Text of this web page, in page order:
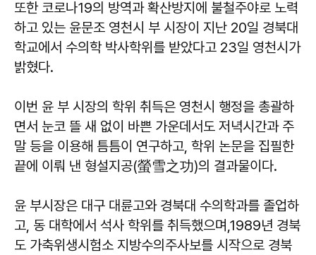
또한 코로나19의 방역과 확산방지에 불철주야로 노력
하고 있는 윤문조 영천시 부 시장이 지난 20일 경북대
학교에서 수의학 박사학위를 받았다고 23일 영천시가
밝혔다.
이번 윤 부 시장의 학위 취득은 영천시 행정을 총괄하
면서 눈코 뜰 새 없이 바쁜 가운데서도 저녁시간과 주
말 등을 이용해 틈틈이 연구하고, 학위 논문을 집필한
끝에 이뤄 낸 형설지공(螢雪之功)의 결과물이다.
윤 부시장은 대구 대륜고와 경북대 수의학과를 졸업하
고, 동 대학에서 석사 학위를 취득했으며,1989년 경북
도 가축위생시험소 지방수의주사보를 시작으로 경북